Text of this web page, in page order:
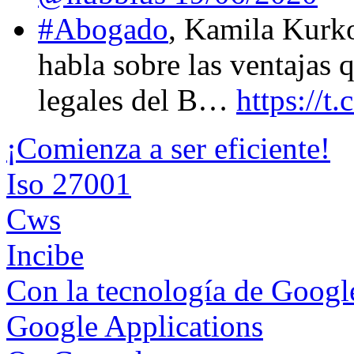
#Abogado, Kamila
habla sobre las ventajas
legales del B… https://
¡Comienza a ser eficiente!
Iso 27001
Cws
Incibe
Con la tecnología de
Google Applications